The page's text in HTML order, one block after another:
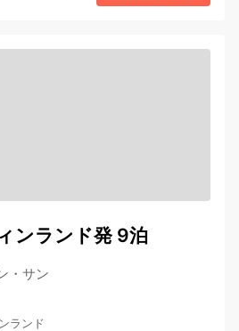
ンランド発 9泊
・サン
ランド